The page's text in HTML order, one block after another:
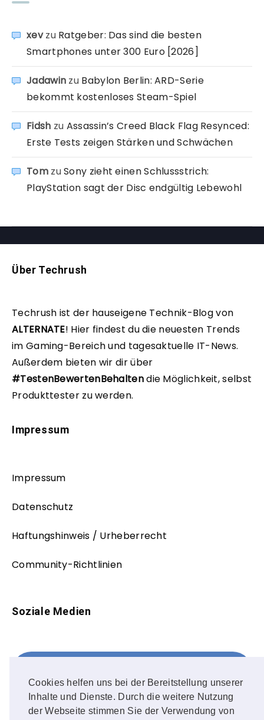
Cookies helfen uns bei der Bereitstellung unserer
Inhalte und Dienste. Durch die weitere Nutzung
der Webseite stimmen Sie der Verwendung von
xevzu Ratgeber: Das sind die besten
Smartphones unter 300 Euro [2026]
Jadawin zu Babylon Berlin: ARD-Serie
bekommt kostenloses Steam-Spiel
Fidsh zu Assassin’s Creed Black Flag Resynced:
Erste Tests zeigen Stärken und Schwächen
TomzuSony zieht einen Schlussstrich:
PlayStation sagt der Disc endgültig Lebewohl
Über Techrush
Techrush ist der hauseigene Technik-Blog von
ALTERNATE! Hier findest du die neuesten Trends
im Gaming-Bereich und tagesaktuelle IT-News.
Außerdem bieten wir dir über
#TestenBewertenBehaltendie Möglichkeit, selbst
Produkttester zu werden.
Impressum
Impressum
Datenschutz
Haftungshinweis / Urheberrecht
Community-Richtlinien
Soziale Medien
FOLLOW ME!
Instagram